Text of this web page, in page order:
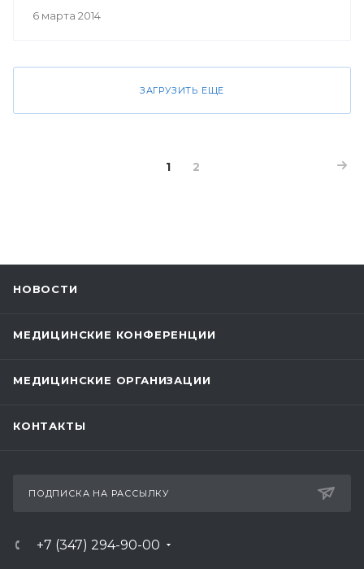
неврологи, онкологи, педиатры, пульмонологи,
профильных кафедр, врачи интерны, курсанты
6 марта 2014
ЗАГРУЗИТЬ ЕЩЕ
1 2
НОВОСТИ
МЕДИЦИНСКИЕ КОНФЕРЕНЦИИ
МЕДИЦИНСКИЕ ОРГАНИЗАЦИИ
КОНТАКТЫ
ПОДПИСКА НА РАССЫЛКУ
+7 (347) 294-90-00